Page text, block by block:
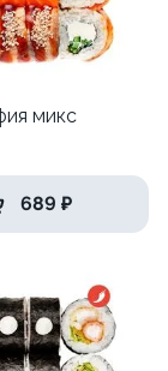
микс
689 ₽